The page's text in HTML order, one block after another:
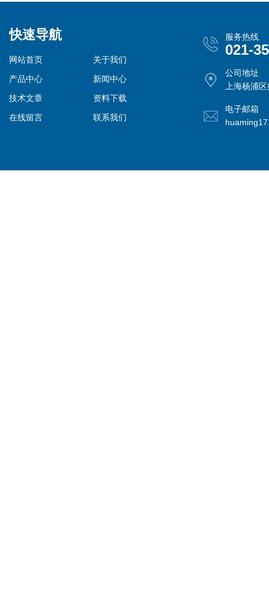
快速导航
网站首页
关于我们
产品中心
新闻中心
技术文章
资料下载
在线留言
联系我们
服务热线
021-
公司地址
上海杨浦
电子邮箱